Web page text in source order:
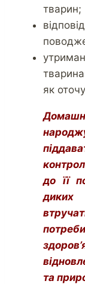
тварин;
як
до її
та